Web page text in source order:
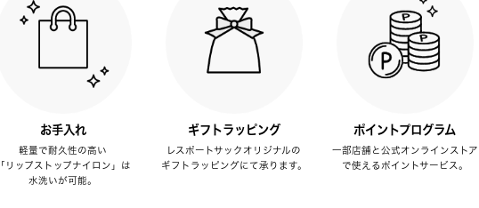
お手入れ
軽量で耐久性の高い
「リップストップナイロン」は
水洗いが可能。
ギフトラッピング
レスポートサックオリジナルの
ギフトラッピングにて承ります。
ポイントプログラム
一部店舗と公式オンラインストア
で使えるポイントサービス。